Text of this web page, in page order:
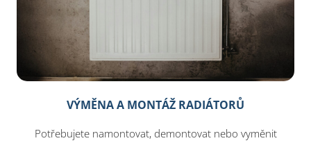
VÝMĚNA A MONTÁŽ RADIÁTORŮ
Potřebujete namontovat, demontovat nebo vyměnit